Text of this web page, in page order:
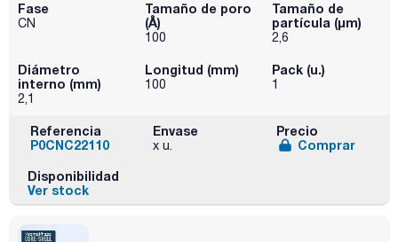
Fase
CN
Tamaño de poro
(Å)
100
Tamaño de
partícula (μm)
2,6
Diámetro
interno (mm)
2,1
Longitud (mm)
100
Pack (u.)
1
Referencia
P0CNC22110
Envase
x u.
Precio
Comprar
Disponibilidad
Ver stock